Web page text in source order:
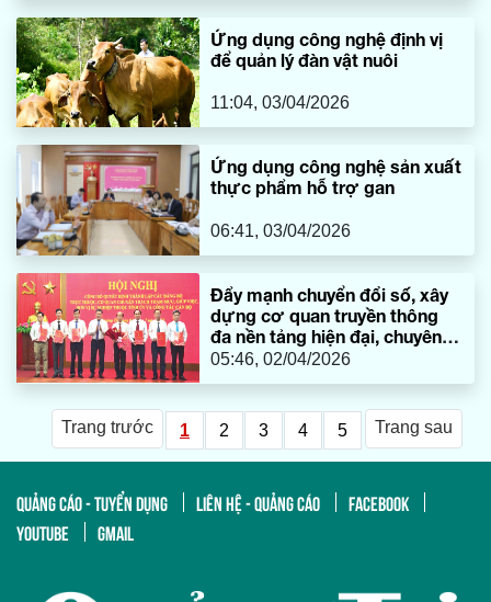
Ứng dụng công nghệ định vị
để quản lý đàn vật nuôi
11:04, 03/04/2026
Ứng dụng công nghệ sản xuất
thực phẩm hỗ trợ gan
06:41, 03/04/2026
Đẩy mạnh chuyển đổi số, xây
dựng cơ quan truyền thông
đa nền tảng hiện đại, chuyên
nghiệp
05:46, 02/04/2026
Trang trước 1 2 3 4 5 Trang sau
QUẢNG CÁO - TUYỂN DỤNG LIÊN HỆ - QUẢNG CÁO
FACEBOOK
YOUTUBE
GMAIL